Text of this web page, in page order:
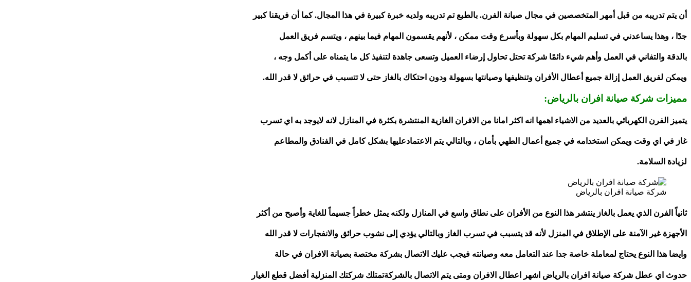
أن يتم تدريبه من قبل أمهر المتخصصين في مجال صيانة الفرن. بالطبع تم تدريبه ولديه خبرة كبيرة في هذا المجال. كما أن فريقنا كبير
جدًا ، وهذا يساعدني في تسليم المهام بكل سهولة وبأسرع وقت ممكن ، لأنهم يقسمون المهام فيما بينهم ، ويتسم فريق العمل
بالدقة والتفاني في العمل وأهم شيء دائمًا شركة تحتل تحاول إرضاء العميل وتسعى جاهدة لتنفيذ كل ما يتمناه على أكمل وجه ،
ويمكن لفريق العمل إزالة جميع أعطال الأفران وتنظيفها وصيانتها بسهولة ودون احتكاك بالغاز حتى لا تتسبب في حرائق لا قدر الله.
مميزات شركة صيانة افران بالرياض:
يتميز الفرن الكهربائي بالعديد من الاشياء اهمها انه اكثر امانا من الافران الغازية المنتشرة بكثرة في المنازل لانه لايوجد به اي تسرب
غاز في اي وقت ويمكن استخدامه في جميع أعمال الطهي بأمان ، وبالتالي يتم الاعتمادعليها بشكل كامل في الفنادق والمطاعم
لزيادة السلامة.
شركة صيانة افران بالرياض
ثانياً الفرن الذي يعمل بالغاز ينتشر هذا النوع من الأفران على نطاق واسع في المنازل ولكنه يمثل خطراً جسيماً للغاية وأصبح من أكثر
الأجهزة غير الآمنة على الإطلاق في المنزل لأنه قد يتسبب في تسرب الغاز وبالتالي يؤدي إلى نشوب حرائق والانفجارات لا قدر الله
وايضا هذا النوع يحتاج لمعاملة خاصة جدا عند التعامل معه وصيانته فيجب عليك الاتصال بشركة مختصة بصيانة الافران في حالة
حدوث اي عطل شركة صيانة افران بالرياض اشهر اعطال الافران ومتى يتم الاتصال بالشركةتمتلك شركتك المنزلية أفضل قطع الغيار